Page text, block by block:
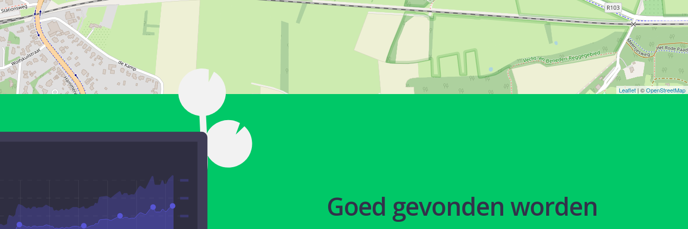
Leaflet | ©OpenStreetMap
Goed gevonden worden